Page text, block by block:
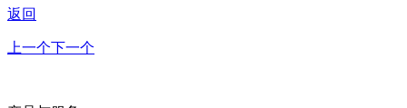
返回
上一个下一个